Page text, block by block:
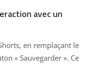
avec un
en remplaçant le
« Sauvegarder ». Ce